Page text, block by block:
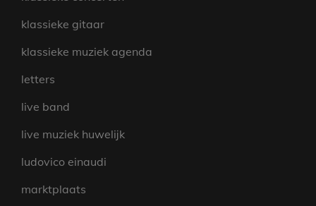
klassieke gitaar
klassieke muziek agenda
letters
live band
live muziek huwelijk
ludovico einaudi
marktplaats